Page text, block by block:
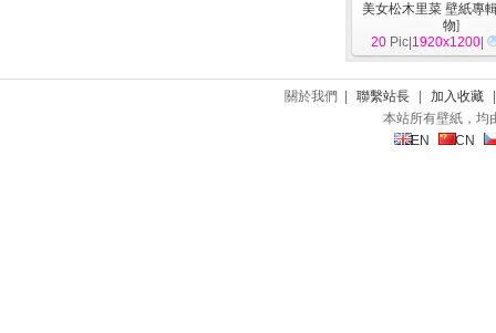
美女松木里菜 壁紙專
物]
20 Pic| 1920x1200
關於我們 | 聯繫站長 加入收藏
本站所有壁紙，均
EN
CN